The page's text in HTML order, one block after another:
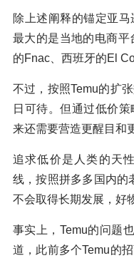
除上述阐释的锚定亚
最大的是当地的电商平
的Fnac、西班牙的El
不过，按照Temu的扩
日可待。但通过低价
来还需要营造更醒目和
追求低价是人类的天
线，按照拼多多国内的
不会取得长期发展，好
事实上，Temu的问题
道，此前多个Temu的